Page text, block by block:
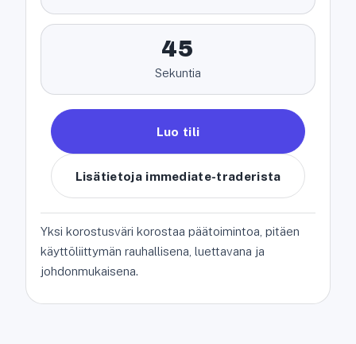
45
Sekuntia
Luo tili
Lisätietoja immediate-traderista
Yksi korostusväri korostaa päätoimintoa, pitäen
käyttöliittymän rauhallisena, luettavana ja
johdonmukaisena.